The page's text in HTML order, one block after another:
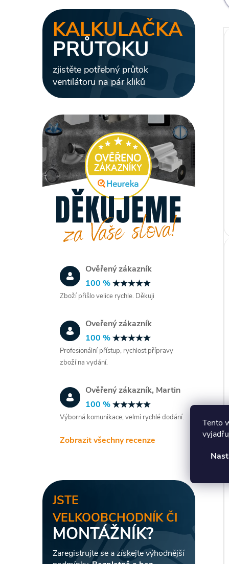
Tento
KALKULAČKA
PRŮTOKU
zjistěte potřebný průtok
ventilátoru na pár kliků
Ověřený zákazník
100 %
Zboží přišlo velice rychle. Děkuji
Oveřený zákazník
100 %
Profesionální přístup, rychlost přípravy
zboží na vydání.
Ověřený zákazník, Martin
100 %
Výborná komunikace, velmi rychlé dodání.
Zobrazit všechny recenze
JSTE
VELKOOBCHODNÍK ČI
MONTÁŽNÍK?
Zaregistrujte se a získejte výhodnější
V